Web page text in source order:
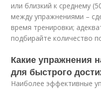
или близкий к среднему
между упражнениями –
время тренировки;
подбирайте количество
Какие упражнения
для быстрого
Наиболее эффективные